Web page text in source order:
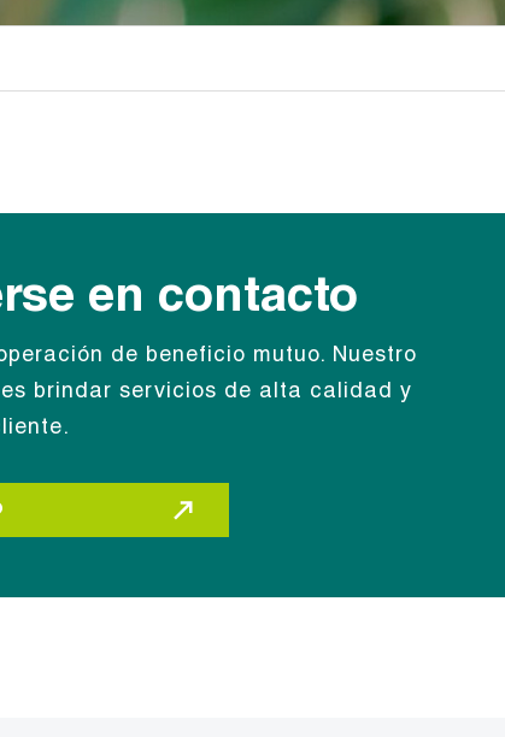
en contacto
de beneficio mutuo. Nuestro
brindar servicios de alta calidad y